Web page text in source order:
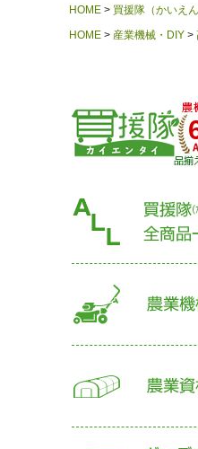
HOME 買援隊（かいえ
HOME
産業機械・DIY